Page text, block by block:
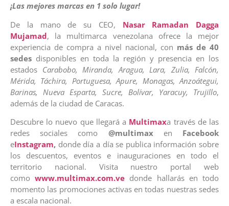
¡Las mejores marcas en 1 solo lugar!
De la mano de su CEO, Nasar Ramadan Dagga
Mujamad, la multimarca venezolana ofrece la mejor
experiencia de compra a nivel nacional, con más de 40
sedes disponibles en toda la región y presencia en los
estados Carabobo, Miranda, Aragua, Lara, Zulia, Falcón,
Mérida, Táchira, Portuguesa, Apure, Monagas, Anzoátegui,
Barinas, Nueva Esparta, Sucre, Bolívar, Yaracuy, Trujillo,
además de la ciudad de Caracas.
Descubre lo nuevo que llegará a Multimaxa través de las
redes sociales como @multimax en Facebook
eInstagram, donde día a día se publica información sobre
los descuentos, eventos e inauguraciones en todo el
territorio nacional. Visita nuestro portal web
comowww.multimax.com.ve donde hallarás en todo
momento las promociones activas en todas nuestras sedes
a escala nacional.